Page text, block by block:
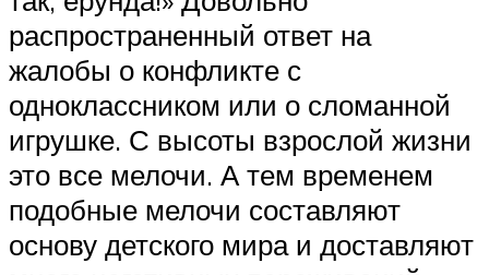
распространенный ответ на
жалобы о конфликте с
одноклассником или о сломанной
игрушке. С высоты взрослой жизни
это все мелочи. А тем временем
подобные мелочи составляют
основу детского мира и доставляют